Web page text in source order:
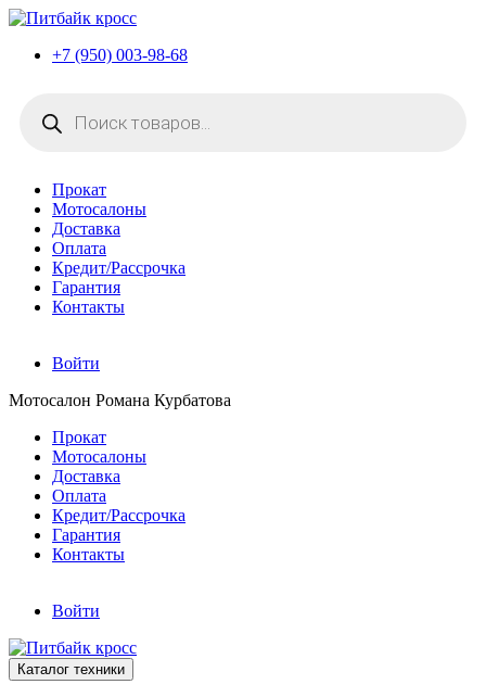
+7 (950) 003-98-68
товаров
Прокат
Мотосалоны
Доставка
Оплата
Кредит/Рассрочка
Гарантия
Контакты
Войти
Мотосалон Романа Курбатова
Прокат
Мотосалоны
Доставка
Оплата
Кредит/Рассрочка
Гарантия
Контакты
Войти
Каталог техники